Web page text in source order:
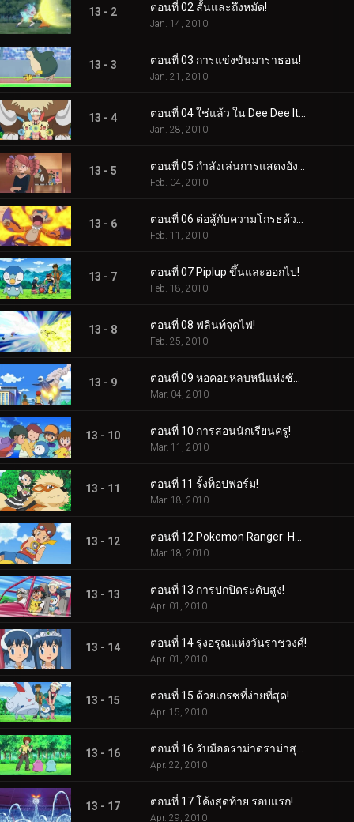
13 - 2 ตอนที่ 02 สั้นและถึงหมัด!
Jan. 14, 2010
13 - 3 ตอนที่ 03 การแข่งขันมาราธอน!
Jan. 21, 2010
13 - 4
Jan. 28, 2010
13 - 5
Feb. 04, 2010
13 - 6
Feb. 11, 2010
13 - 7 ตอนที่ 07 Piplup ขึ้นและออกไป!
Feb. 18, 2010
13 - 8 ตอนที่ 08 ฟลินท์จุดไฟ!
Feb. 25, 2010
13 - 9
Mar. 04, 2010
13 - 10 ตอนที่ 10 การสอนนักเรียนครู!
Mar. 11, 2010
13 - 11 ตอนที่ 11 รั้งท็อปฟอร์ม!
Mar. 18, 2010
13 - 12
Mar. 18, 2010
13 - 13 ตอนที่ 13 การปกปิดระดับสูง!
Apr. 01, 2010
13 - 14 ตอนที่ 14 รุ่งอรุณแห่งวันราชวงศ์!
Apr. 01, 2010
13 - 15 ตอนที่ 15 ด้วยเกรซที่ง่ายที่สุด!
Apr. 15, 2010
13 - 16
Apr. 22, 2010
13 - 17 ตอนที่ 17 โค้งสุดท้าย รอบแรก!
Apr. 29, 2010